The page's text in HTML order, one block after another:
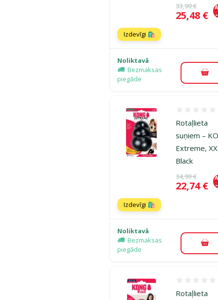
Oriģinālā
33,99 €
Cena
25,48 €
Izdevīgi 🛍️
Noliktavā
Bezmaksas
piegāde
Rotaļlieta
suņiem –
Extreme,
Black
Oriģinālā
34,99 €
Cena
22,74 €
Izdevīgi 🛍️
Noliktavā
Bezmaksas
piegāde
Rotaļlieta